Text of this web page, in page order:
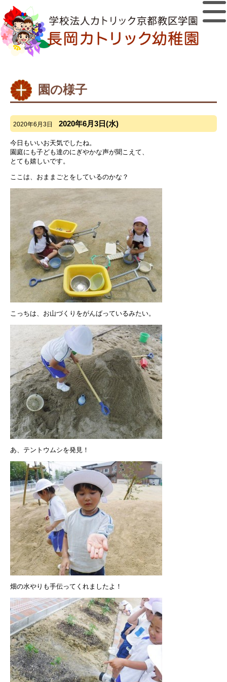
園の様子
2020年6月3日 2020年6月3日(水)
今日もいいお天気でしたね。
園庭にも子ども達のにぎやかな声が聞こえて、
とても嬉しいです。
ここは、おままごとをしているのかな？
こっちは、お山づくりをがんばっているみたい。
あ、テントウムシを発見！
畑の水やりも手伝ってくれましたよ！